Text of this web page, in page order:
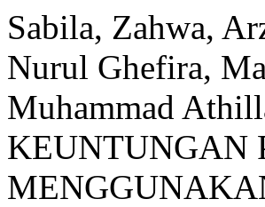
Sabila, Zahwa,
Nurul Ghefira,
Muhammad
KEUNTUNGAN